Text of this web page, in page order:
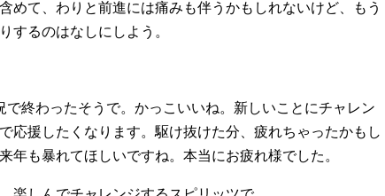
めて、わりと前進には痛みも伴うかもしれないけど、もう
するのはなしにしよう。
終わったそうで。かっこいいね。新しいことにチャレン
応援したくなります。駆け抜けた分、疲れちゃったかもし
年も暴れてほしいですね。本当にお疲れ様でした。